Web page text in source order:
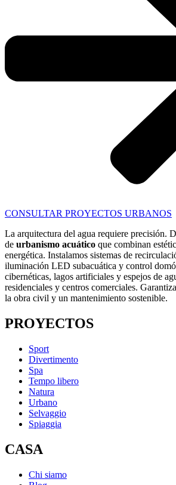
CONSULTAR PROYECTOS URBANOS
La arquitectura del agua requiere precisión.
de urbanismo acuático que combinan
energética. Instalamos sistemas de
iluminación LED subacuática y control
cibernéticas, lagos artificiales y espejos de
residenciales y centros comerciales.
la obra civil y un mantenimiento sostenible.
PROYECTOS
Sport
Divertimento
Spa
Tempo libero
Natura
Urbano
Selvaggio
Spiaggia
CASA
Chi siamo